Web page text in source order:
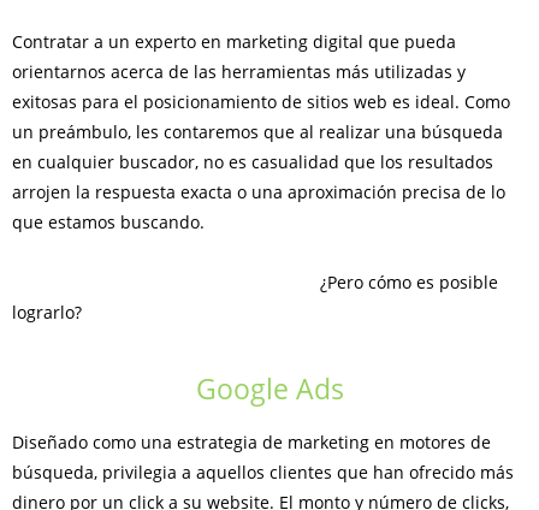
Contratar a un experto en marketing digital que pueda
orientarnos acerca de las herramientas más utilizadas y
exitosas para el posicionamiento de sitios web es ideal. Como
un preámbulo, les contaremos que al realizar una búsqueda
en cualquier buscador, no es casualidad que los resultados
arrojen la respuesta exacta o una aproximación precisa de lo
que estamos buscando.
¿Pero cómo es posible
lograrlo?
Google Ads
Diseñado como una estrategia de marketing en motores de
búsqueda, privilegia a aquellos clientes que han ofrecido más
dinero por un click a su website. El monto y número de clicks,